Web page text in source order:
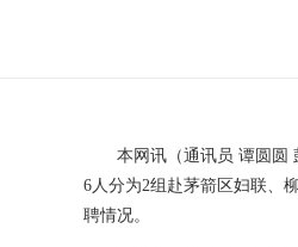
本网讯（通讯员 谭圆圆
6人分为2组 赴茅箭区妇联、
聘情况。